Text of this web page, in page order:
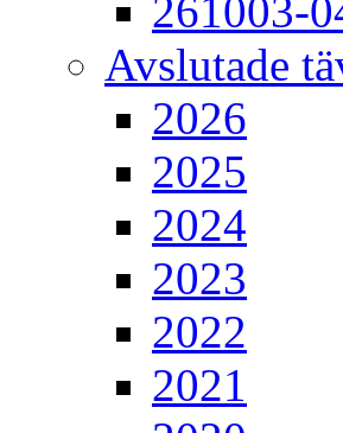
261003-
Avslutade
2026
2025
2024
2023
2022
2021